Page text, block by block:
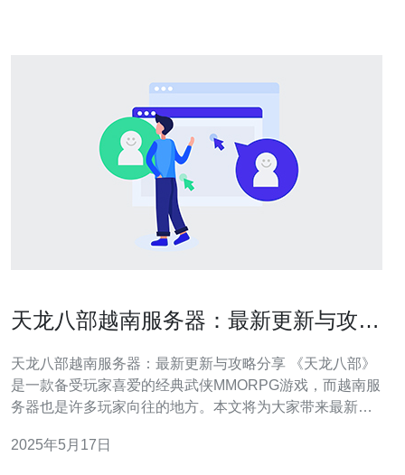
天龙八部越南服务器：最新更新与攻略
天龙八部越南服务器：最新更新与攻略分享 《天龙八部》
是一款备受玩家喜爱的经典武侠MMORPG游戏，而越南服
务器也是许多玩家向往的地方。本文将为大家带来最新的
好地体验这款游戏。 越南服务器的最新更新包括新增了一
2025年5月17日